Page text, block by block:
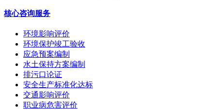
核心咨询服务
环境影响评价
环境保护竣工验收
应急预案编制
水土保持方案编制
排污口论证
安全生产标准化达标
交通影响评价
职业病危害评价